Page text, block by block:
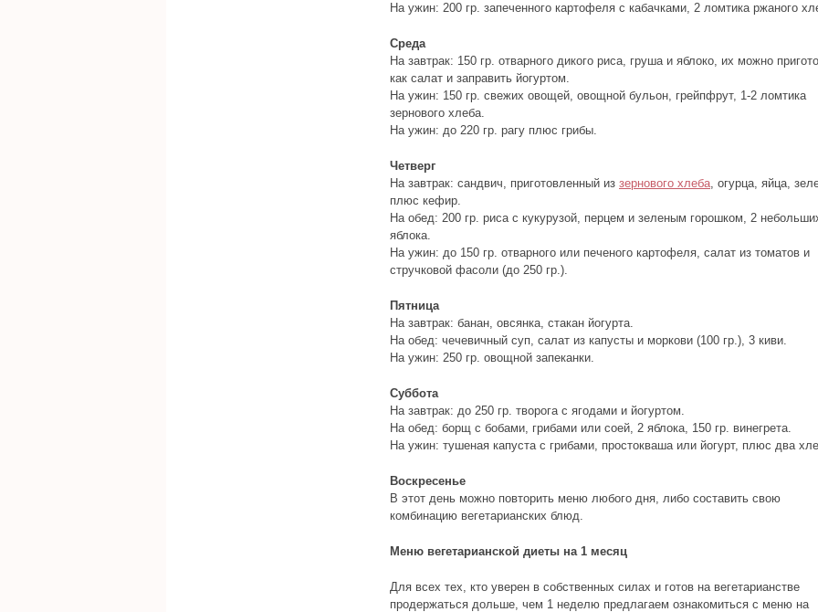
На ужин: 200 гр. запеченного картофеля с кабачками, 2 ломтика ржаного
Среда
На завтрак: 150 гр. отварного дикого риса, груша и яблоко, их можно
как салат и заправить йогуртом.
На ужин: 150 гр. свежих овощей, овощной бульон, грейпфрут, 1-2 ломтика
зернового хлеба.
На ужин: до 220 гр. рагу плюс грибы.
Четверг
На завтрак: сандвич, приготовленный из зернового хлеба, огурца, яйца,
плюс кефир.
На обед: 200 гр. риса с кукурузой, перцем и зеленым горошком, 2
яблока.
На ужин: до 150 гр. отварного или печеного картофеля, салат из томатов и
стручковой фасоли (до 250 гр.).
Пятница
На завтрак: банан, овсянка, стакан йогурта.
На обед: чечевичный суп, салат из капусты и моркови (100 гр.), 3 киви.
На ужин: 250 гр. овощной запеканки.
Суббота
На завтрак: до 250 гр. творога с ягодами и йогуртом.
На обед: борщ с бобами, грибами или соей, 2 яблока, 150 гр. винегрета.
На ужин: тушеная капуста с грибами, простокваша или йогурт, плюс два
Воскресенье
В этот день можно повторить меню любого дня, либо составить свою
комбинацию вегетарианских блюд.
Меню вегетарианской диеты на 1 месяц
Для всех тех, кто уверен в собственных силах и готов на вегетарианстве
продержаться дольше, чем 1 неделю предлагаем ознакомиться с меню на